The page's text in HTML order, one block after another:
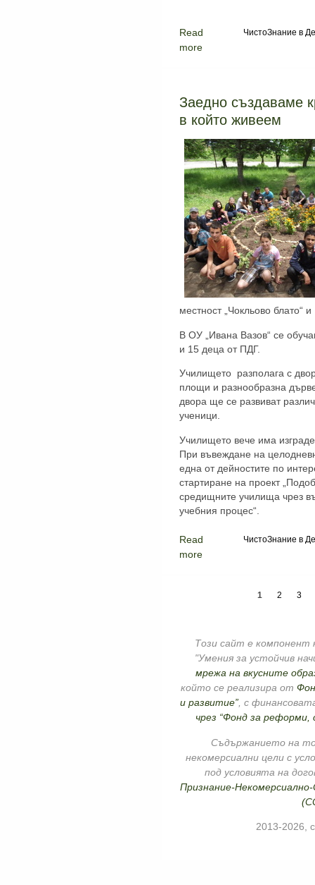
ЧистоЗнание в
Read
more
Заедно създаваме
в който живеем
местност „Чокльово блато“
В ОУ „Ивана Вазов“ се
и 15 деца от ПДГ.
Училището разполага с
площи и разнообразна
двора ще се развиват
ученици.
Училището вече има
При въвеждане на
една от дейностите по
стартиране на проект
средищните училища чрез
учебния процес“.
ЧистоЗнание в
Read
more
1 2 3
Този сайт е компонент
"Умения за устойчив
мрежа на вкусните
който се реализира от
и развитие”, с
чрез “Фонд за реформи,
Съдържанието на
некомерсиални цели с
под условията на
Признание-
2013-2026,